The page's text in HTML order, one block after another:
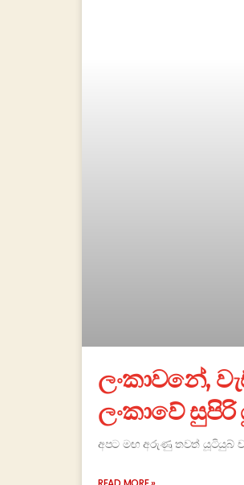
ලංකාවනේ,
ලංකාවේ
අපට මඟ අරුණු තවත් යූටියුබ්